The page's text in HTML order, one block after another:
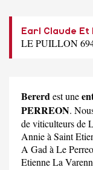
Earl Claude
LE PUILLON
Bererdest une
PERREON.
de viticulteurs de
Annieà Saint
A Gad à Le
Etienne La